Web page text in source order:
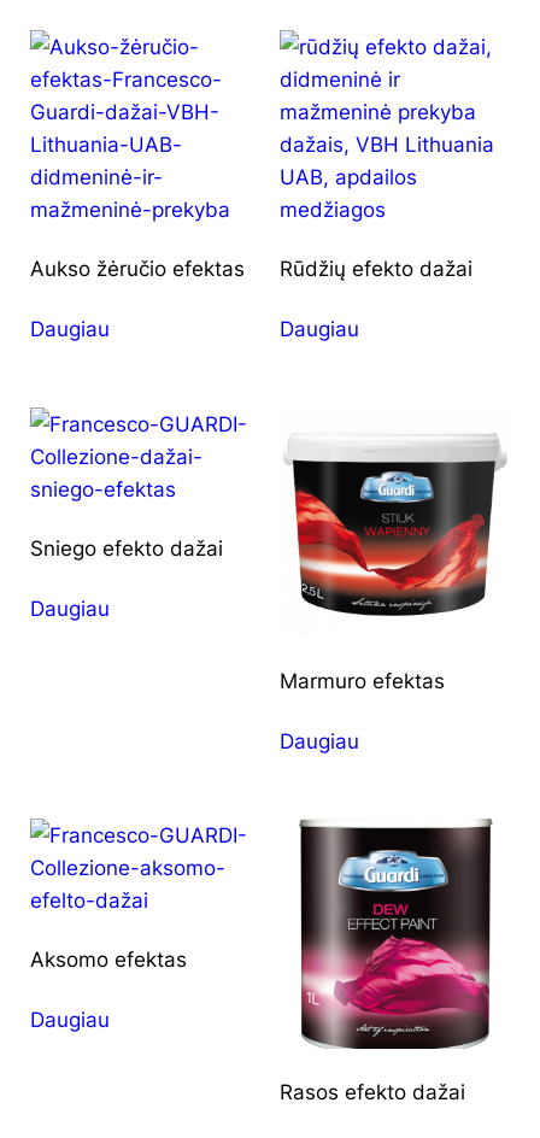
Aukso žėručio efektas
Daugiau
Rūdžių efekto dažai
Daugiau
Sniego efekto dažai
Daugiau
Marmuro efektas
Daugiau
Aksomo efektas
Daugiau
Rasos efekto dažai